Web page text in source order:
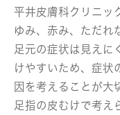
平井皮膚科クリニッ
ゆみ、赤み、ただれ
足元の症状は見えに
けやすいため、症状
因を考えることが大
足指の皮むけで考え